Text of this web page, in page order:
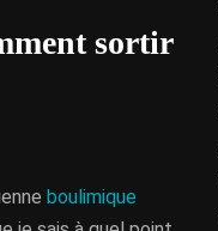
sortir
boulimique